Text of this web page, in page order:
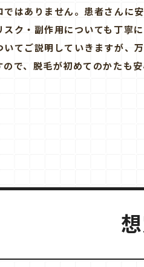
はありません。患者さんに
ク・副作用についても丁寧
てご説明していきますが、
で、脱毛が初めてのかたも